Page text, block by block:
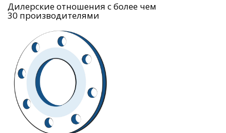
Дилерские отношения с более чем
30 производителями